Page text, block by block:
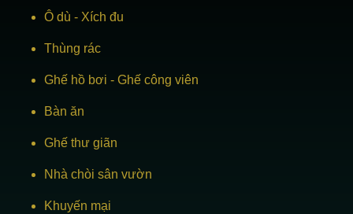
Ô dù - Xích đu
Thùng rác
Ghế hồ bơi - Ghế công viên
Bàn ăn
Ghế thư giãn
Nhà chòi sân vườn
Khuyến mại